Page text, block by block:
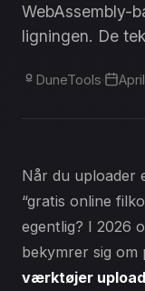
WebAssembly-
ligningen. De
DuneTools·
Når du uploader
“gratis online
egentlig? I 2026
bekymrer sig om
værktøjer